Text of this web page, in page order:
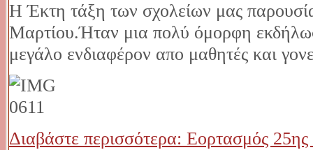
Η Έκτη τάξη των σχολείων μας
Μαρτίου.Ήταν μια πολύ όμορφη
μεγάλο ενδιαφέρον απο μαθητές και
Διαβάστε περισσότερα: Εορτασμός